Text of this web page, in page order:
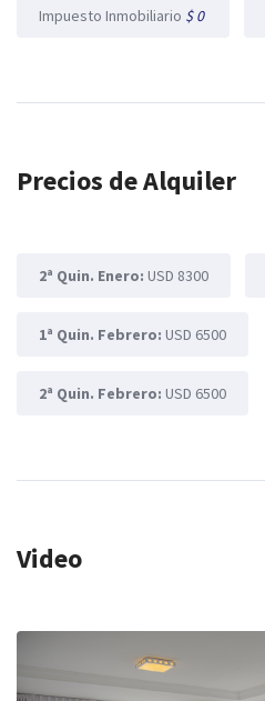
Impuesto Inmobiliario $ 0
Precios de Alquiler
2ª Quin. Enero: USD 8300
1ª Quin. Febrero: USD 6500
2ª Quin. Febrero: USD 6500
Video